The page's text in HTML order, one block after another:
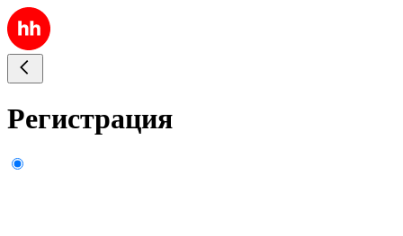
Регистрация